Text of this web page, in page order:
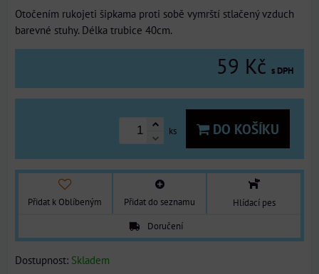
Otočením rukojeti šipkama proti sobě vymrští stlačený vzduch
barevné stuhy. Délka trubice 40cm.
59 Kč s DPH
ks DO KOŠÍKU
Přidat k Oblíbeným Přidat do seznamu
Hlídací pes
Doručení
Dostupnost: Skladem